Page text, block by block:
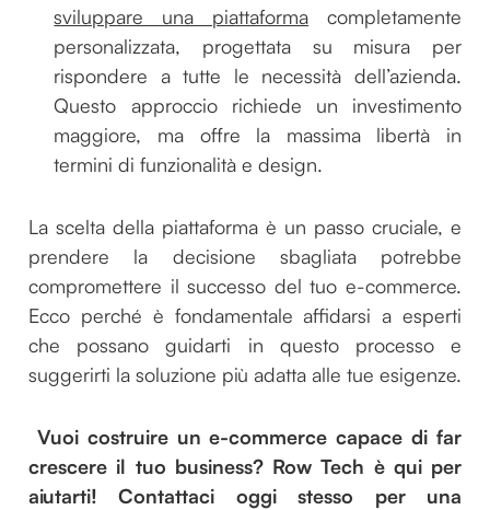
sviluppare una piattaforma completamente
personalizzata, progettata su misura per
rispondere a tutte le necessità dell’azienda.
Questo approccio richiede un investimento
maggiore, ma offre la massima libertà in
termini di funzionalità e design.
La scelta della piattaforma è un passo cruciale, e
prendere la decisione sbagliata potrebbe
compromettere il successo del tuo e-commerce.
Ecco perché è fondamentale affidarsi a esperti
che possano guidarti in questo processo e
suggerirti la soluzione più adatta alle tue esigenze.
Vuoi costruire un e-commerce capace di far
crescere il tuo business? Row Tech è qui per
aiutarti! Contattaci oggi stesso per una